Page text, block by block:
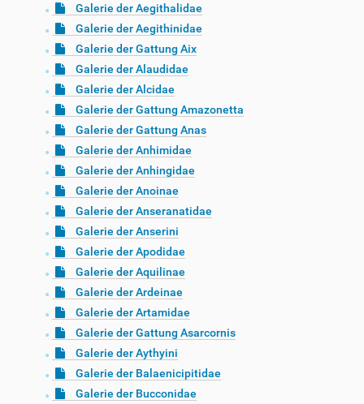
Galerie der Aegithalidae
Galerie der Aegithinidae
Galerie der Gattung Aix
Galerie der Alaudidae
Galerie der Alcidae
Galerie der Gattung Amazonetta
Galerie der Gattung Anas
Galerie der Anhimidae
Galerie der Anhingidae
Galerie der Anoinae
Galerie der Anseranatidae
Galerie der Anserini
Galerie der Apodidae
Galerie der Aquilinae
Galerie der Ardeinae
Galerie der Artamidae
Galerie der Gattung Asarcornis
Galerie der Aythyini
Galerie der Balaenicipitidae
Galerie der Bucconidae